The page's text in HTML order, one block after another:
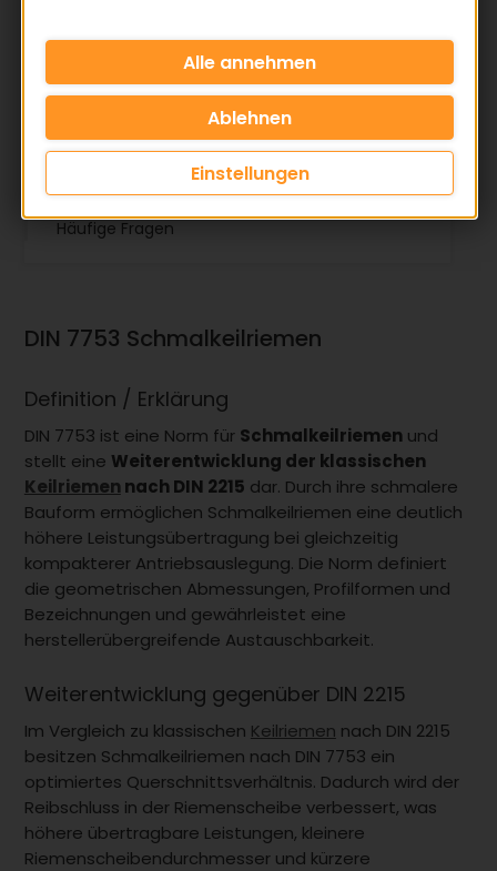
Weiterentwicklung gegenüber DIN 2215
Ummantelte und flankenoffene
Schmalkeilriemen
Genormte Profile nach DIN 7753
Bedeutung für die Antriebsauslegung
Wichtige Hinweise oder Besonderheiten
Häufige Fragen
DIN 7753 Schmalkeilriemen
Definition / Erklärung
DIN 7753 ist eine Norm für Schmalkeilriemenund
stellt eine Weiterentwicklung der klassischen
Keilriemen nach DIN 2215 dar. Durch ihre schmalere
Bauform ermöglichen Schmalkeilriemen eine deutlich
höhere Leistungsübertragung bei gleichzeitig
kompakterer Antriebsauslegung. Die Norm definiert
die geometrischen Abmessungen, Profilformen und
Bezeichnungen und gewährleistet eine
herstellerübergreifende Austauschbarkeit.
Weiterentwicklung gegenüber DIN 2215
Im Vergleich zu klassischen Keilriemen nach DIN 2215
besitzen Schmalkeilriemen nach DIN 7753 ein
optimiertes Querschnittsverhältnis. Dadurch wird der
Reibschluss in der Riemenscheibe verbessert, was
höhere übertragbare Leistungen, kleinere
Riemenscheibendurchmesser und kürzere
Einstellungen